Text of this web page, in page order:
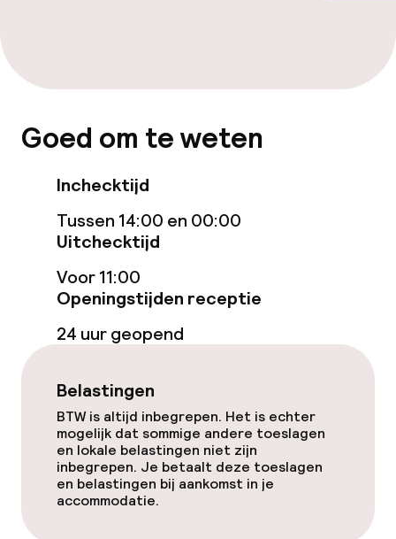
Wasservice
Beleid
Overal rookvrij
Goed om te weten
Inchecktijd
Tussen 14:00 en 00:00
Uitchecktijd
Voor 11:00
Openingstijden receptie
24 uur geopend
Belastingen
BTW is altijd inbegrepen. Het is echter
mogelijk dat sommige andere toeslagen
en lokale belastingen niet zijn
inbegrepen. Je betaalt deze toeslagen
en belastingen bij aankomst in je
accommodatie.